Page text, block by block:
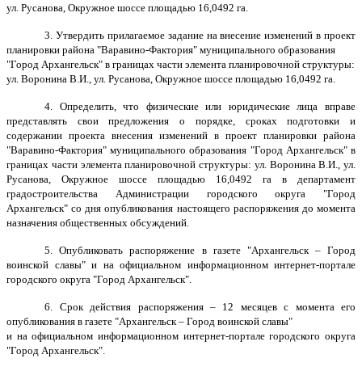
ул. Русанова, Окружное шоссе площадью 16,0492 га.
3. Утвердить прилагаемое задание на внесение изменений в проект
планировки района "Варавино-Фактория" муниципального образования
"Город Архангельск" в границах части элемента планировочной структуры:
ул. Воронина В.И., ул. Русанова, Окружное шоссе площадью 16,0492 га.
4. Определить, что физические или юридические лица вправе
представлять свои предложения о порядке, сроках подготовки и
содержании проекта внесения изменений в проект планировки района
"Варавино-Фактория" муниципального образования "Город Архангельск" в
границах части элемента планировочной структуры: ул. Воронина В.И., ул.
Русанова, Окружное шоссе площадью 16,0492 га в департамент
градостроительства Администрации городского округа "Город
Архангельск" со дня опубликования настоящего распоряжения до момента
назначения общественных обсуждений.
5. Опубликовать распоряжение в газете "Архангельск – Город
воинской славы" и на официальном информационном интернет-портале
городского округа "Город Архангельск".
6. Срок действия распоряжения – 12 месяцев с момента его
опубликования в газете "Архангельск – Город воинской славы"
и на официальном информационном интернет-портале городского округа
"Город Архангельск".